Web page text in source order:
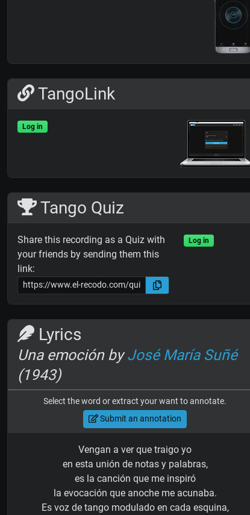
TangoLink
Log in
Tango Quiz
Share this recording as a Quiz with
your friends by sending them this
link:
Log in
Lyrics
Una emoción byJosé María Suñé
(1943)
Select the word or extract your want to annotate.
Submit an annotation
Vengan a ver que traigo yo
en esta unión de notas y palabras,
es la canción que me inspiró
la evocación que anoche me acunaba.
Es voz de tango modulado en cada esquina,